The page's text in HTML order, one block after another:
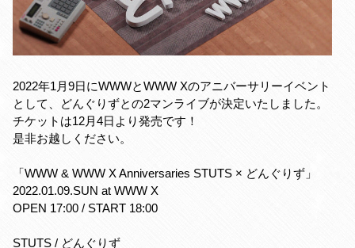
2022年1月9日にWWWとWWW Xのアニバーサリーイベント
として、どんぐりずとの2マンライブが決定いたしました。
チケットは12月4日より発売です！
是非お越しください。
「WWW & WWW X Anniversaries STUTS × どんぐりず」
2022.01.09.SUN at WWW X
OPEN 17:00 / START 18:00
STUTS / どんぐりず